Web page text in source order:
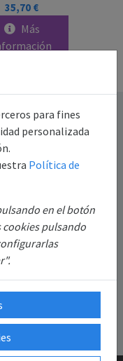
35,70 €
Más
para fines
personalizada
Política de
en el botón
cookies pulsando